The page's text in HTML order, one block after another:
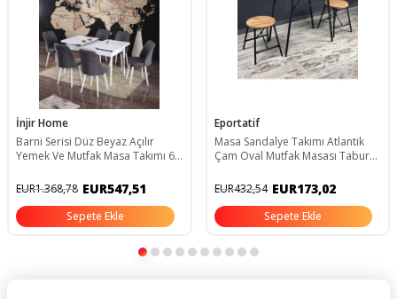
İnjir Home
Barni Serisi Düz Beyaz Açılır
Yemek Ve Mutfak Masa Takımı 6
EUR1.368,78 EUR547,51
Sepete Ekle
Eportatif
Masa Sandalye Takımı Atlantik
Çam Oval Mutfak Masası Tabure
EUR432,54 EUR173,02
Sepete Ekle